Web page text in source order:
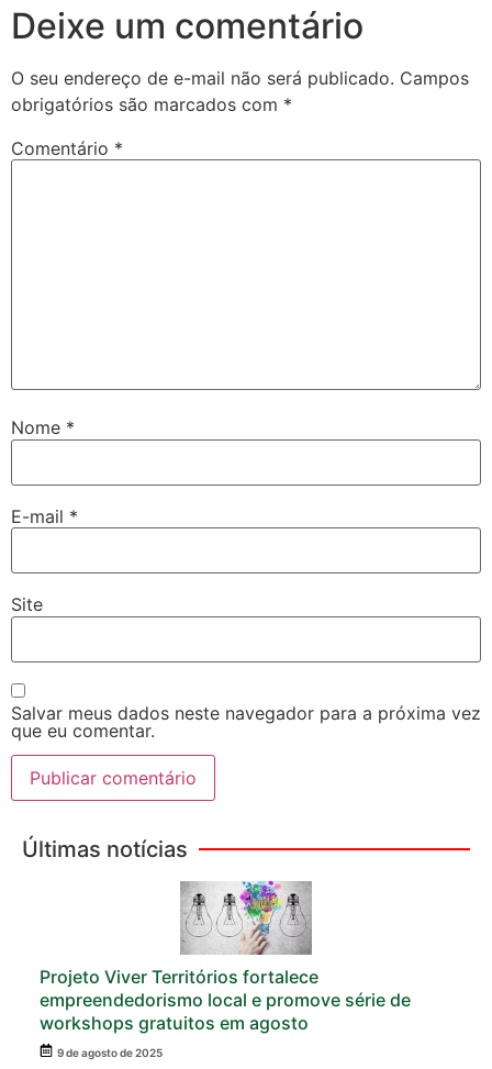
Deixe um comentário
O seu endereço de e-mail não será publicado. Campos
obrigatórios são marcados com *
Comentário *
Nome *
E-mail *
Site
Salvar meus dados neste navegador para a próxima vez
que eu comentar.
Últimas notícias
Projeto Viver Territórios fortalece
empreendedorismo local e promove série de
workshops gratuitos em agosto
9 de agosto de 2025